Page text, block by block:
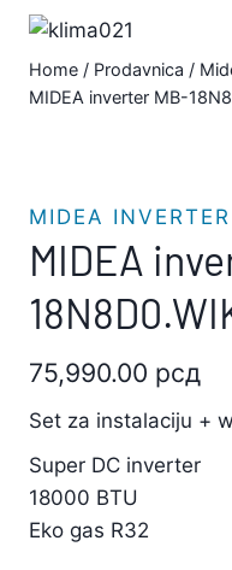
Skip
content
Home / Prodavnica /
MIDEA inverter MB-
MIDEA
MIDEA
75,990.00 рсд
Set za instalaciju +
Super DC inverter
18000 BTU
Eko gas R32